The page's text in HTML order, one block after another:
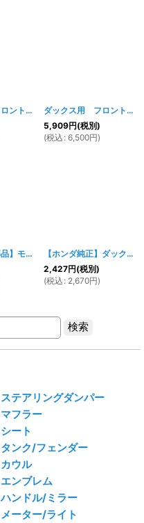
[518w]
モンキー用 フロントエンブレムセット TYPE-２
ダックス用 フロントエンブレムセット TYPE-２
5,909円(税別)
(税込 : 6,500円)
[521w]
【ホンダ純正部品】モンキー Z50J6 スイッチASSY ウインカー [35200-GFL-Y20]
【ホンダ純正】ダックス スロットルワイヤー 17910-126-900
2,427円(税別)
(税込 : 2,670円)
ステアリングダンパー
マフラー
シート
タンク/フェンダー
カウル
エンブレム
ハンドル/ミラー
メーター/ライト